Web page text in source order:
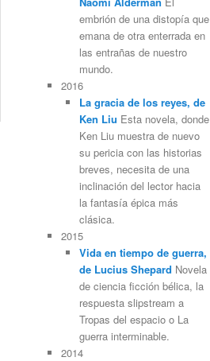
embrión de una distopía que
emana de otra enterrada en
las entrañas de nuestro
mundo.
2016
La gracia de los reyes, de
Ken Liu Esta novela, donde
Ken Liu muestra de nuevo
su pericia con las historias
breves, necesita de una
inclinación del lector hacia
la fantasía épica más
clásica.
2015
Vida en tiempo de guerra,
de Lucius Shepard Novela
de ciencia ficción bélica, la
respuesta slipstream a
Tropas del espacio o La
guerra interminable.
2014